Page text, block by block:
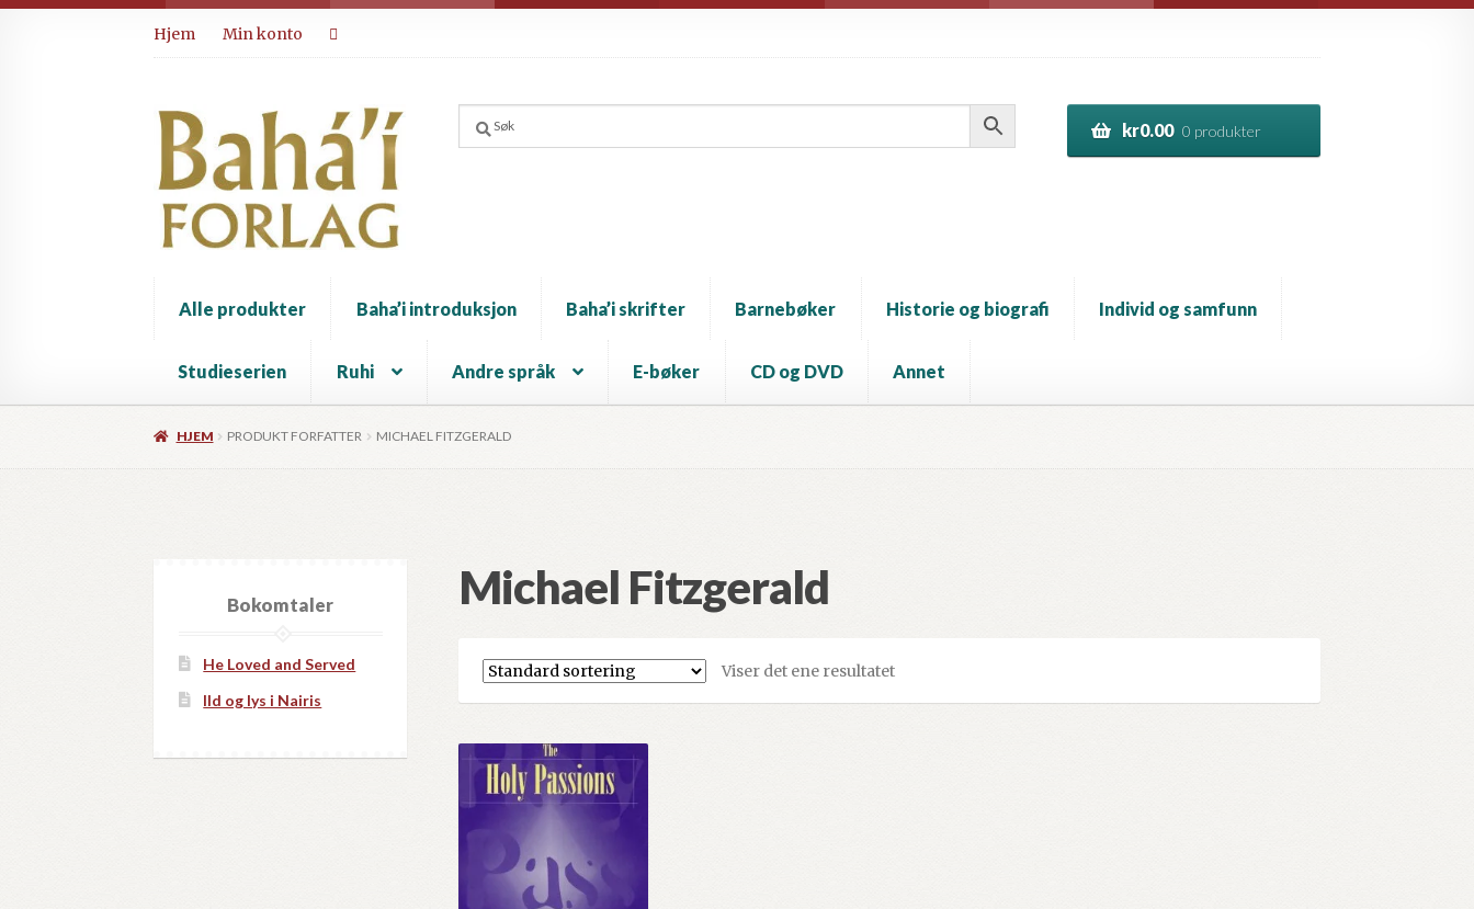
Hopp
til
Hopp
til
Hjem Min konto
kr0.00 0 produkter
Alle produkter Baha’i introduksjon Baha’i skrifter Barnebøker Historie og biografi Individ og samfunn
Studieserien Ruhi Andre språk E-bøker CD og DVD Annet
HJEM PRODUKT FORFATTER MICHAEL FITZGERALD
Michael Fitzgerald
Viser det ene resultatet
Bokomtaler
He Loved and Served
Ild og lys i Nairis